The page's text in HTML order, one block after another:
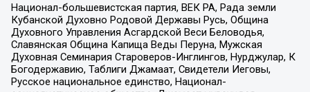
Национал-большевистская партия, ВЕК РА, Рада земли
Кубанской Духовно Родовой Державы Русь, Община
Духовного Управления Асгардской Веси Беловодья,
Славянская Община Капища Веды Перуна, Мужская
Духовная Семинария Староверов-Инглингов, Нурджулар, К
Богодержавию, Таблиги Джамаат, Свидетели Иеговы,
Русское национальное единство, Национал-